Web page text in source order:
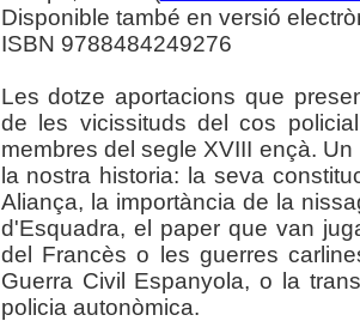
Disponible també en versió
ISBN 9788484249276
Les dotze aportacions que
de les vicissituds del cos
membres del segle XVIII ençà.
la nostra historia: la seva
Aliança, la importància de la
d'Esquadra, el paper que van
del Francès o les guerres
Guerra Civil Espanyola, o la
policia autonòmica.